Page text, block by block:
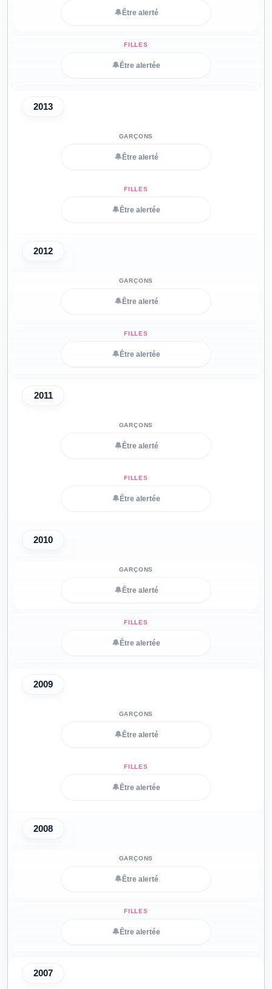
🔔 Être alerté
🔔 Être alertée
2013
🔔 Être alerté
🔔 Être alertée
2012
🔔 Être alerté
🔔 Être alertée
2011
🔔 Être alerté
🔔 Être alertée
2010
🔔 Être alerté
🔔 Être alertée
2009
🔔 Être alerté
🔔 Être alertée
2008
🔔 Être alerté
🔔 Être alertée
2007